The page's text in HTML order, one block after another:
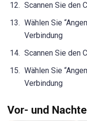
Scannen Sie den
Wählen Sie
Verbindung
Scannen Sie den
Wählen Sie
Verbindung
Vor- und